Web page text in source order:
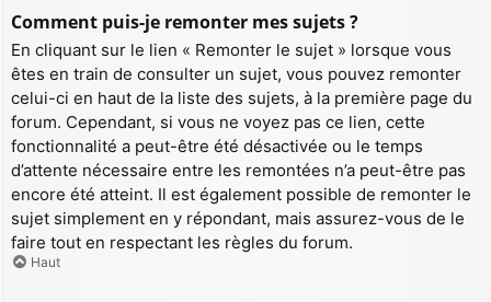
Comment puis-je remonter mes sujets ?
En cliquant sur le lien « Remonter le sujet » lorsque vous
êtes en train de consulter un sujet, vous pouvez remonter
celui-ci en haut de la liste des sujets, à la première page du
forum. Cependant, si vous ne voyez pas ce lien, cette
fonctionnalité a peut-être été désactivée ou le temps
d’attente nécessaire entre les remontées n’a peut-être pas
encore été atteint. Il est également possible de remonter le
sujet simplement en y répondant, mais assurez-vous de le
faire tout en respectant les règles du forum.
Haut